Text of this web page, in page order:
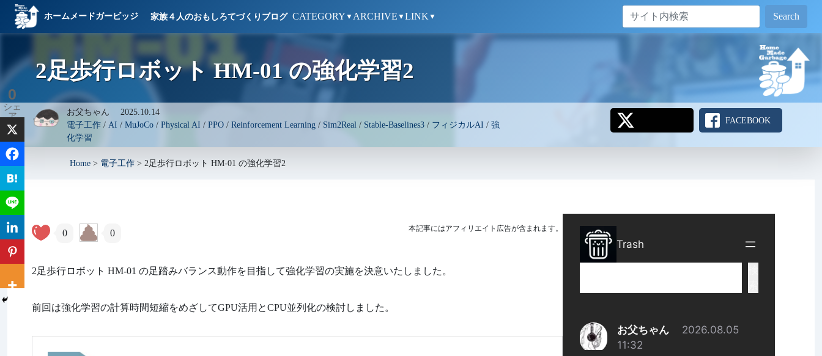
ホームメードガービッジ 家族４人のおもしろてづくりブログ CATEGORY ▼ ARCHIVE ▼LINK ▼ Search
2足歩行ロボット HM-01 の強化学習2
お父ちゃん 2025.10.14
電子工作/ AI / MuJoCo/ Physical AI / PPO/ Reinforcement Learning/ Sim2Real / Stable-Baselines3/ フィジカルAI / 強
化学習
FACEBOOK
Home > 電子工作 > 2足歩行ロボット HM-01 の強化学習2
本記事にはアフィリエイト広告が含まれます。
0 0
2足歩行ロボット HM-01 の足踏みバランス動作を目指して強化学習の実施を決意いたしました。
前回は強化学習の計算時間短縮をめざしてGPU活用とCPU並列化の検討しました。
0
シェ
ア